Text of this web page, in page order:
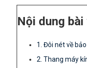
Nội dung
1. Đôi nét về
2. Thang máy